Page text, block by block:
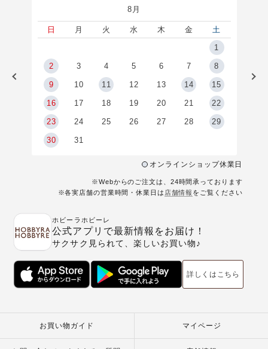
8月
日 月 火 水 木 金
土
1
2 3 4 5 6 7 8
9 10 11 12 13 14 15
16 17 18 19 20 21 22
23 24 25 26 27 28 29
30 31
オンラインショップ休業日
※Webからのご注文は、24時間承っております
※各実店舗の営業時間・休業日は 店舗情報 をご覧ください
ホビーラホビーレ
公式アプリで最新情報をお届け！
サクサク見られて、楽しいお買い物♪
詳しくはこちら
お買い物ガイド マイページ